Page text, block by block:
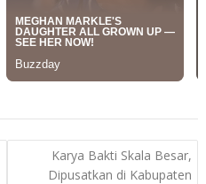
Karya Bakti Skala Besar,
Dipusatkan di Kabupaten